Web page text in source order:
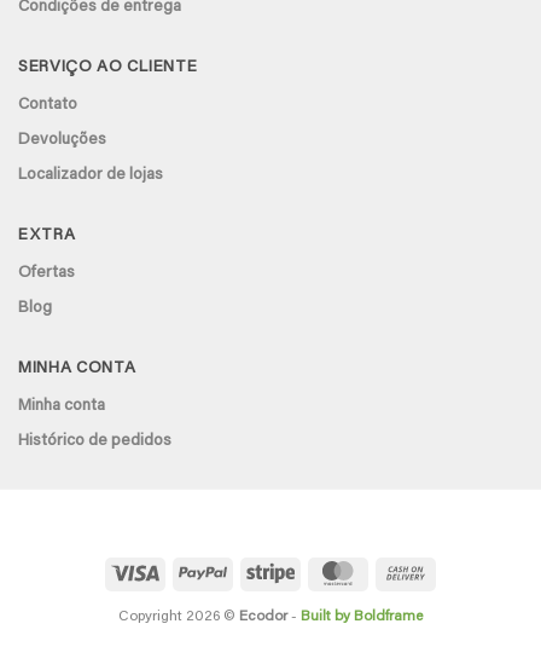
Condições de entrega
SERVIÇO AO CLIENTE
Contato
Devoluções
Localizador de lojas
EXTRA
Ofertas
Blog
MINHA CONTA
Minha conta
Histórico de pedidos
Visa PayPal Stripe MasterCard
Copyright 2026 © Ecodor- Built by Boldframe